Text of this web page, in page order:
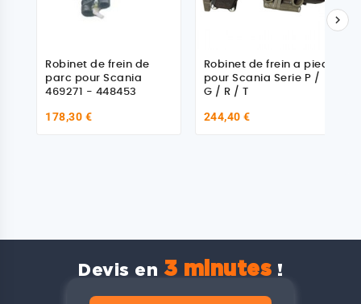
Robinet de frein de
parc pour Scania
469271 - 448453
178,30 €
Robinet de frein a pied
pour Scania Serie P /
G / R / T
244,40 €

Devis en 3 minutes !